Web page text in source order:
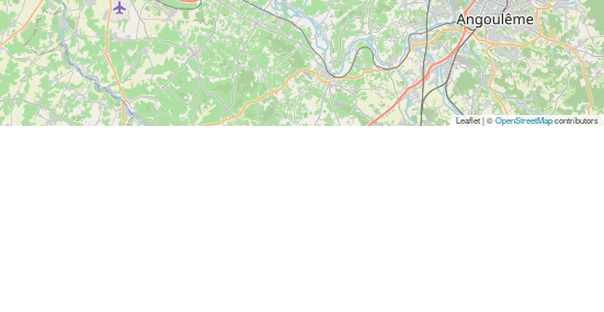
Leaflet | ©OpenStreetMapcontributors